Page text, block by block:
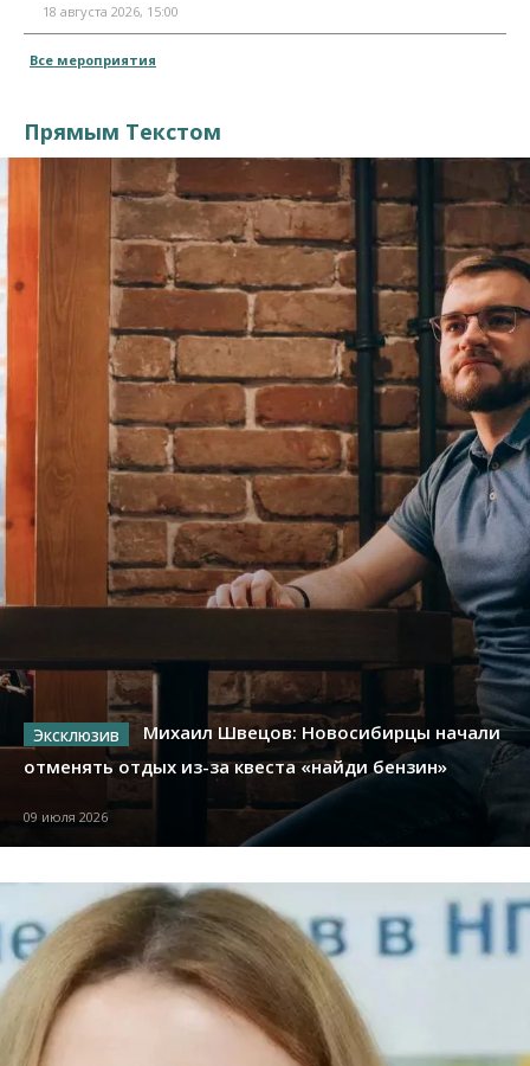
18 августа 2026, 15:00
Все мероприятия
Прямым Текстом
Михаил Швецов: Новосибирцы начали
отменять отдых из-за квеста «найди бензин»
09 июля 2026